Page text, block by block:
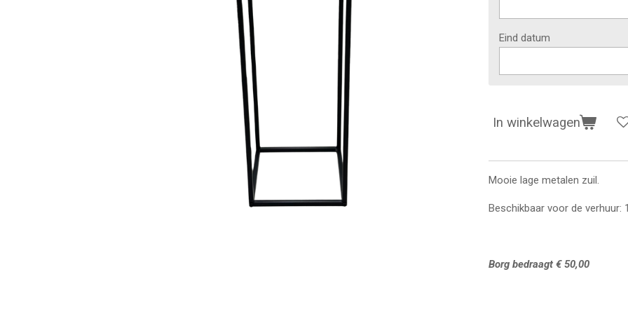
Eind datum
In winkelwagen
Mooie lage metalen zuil.
Beschikbaar voor de verhuur:
Borg bedraagt € 50,00